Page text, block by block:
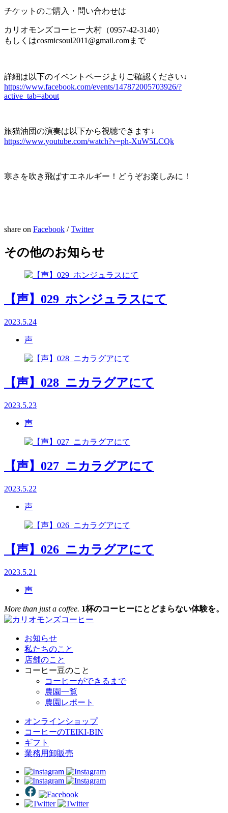
チケットのご購入・問い合わせは
カリオモンズコーヒー大村（0957-42-3140）
もしくはcosmicsoul2011@gmail.comまで
詳細は以下のイベントページよりご確認ください↓
https://www.facebook.com/events/147872005703926/?
active_tab=about
旅猫油団の演奏は以下から視聴できます↓
https://www.youtube.com/watch?v=ph-XuW5LCQk
寒さを吹き飛ばすエネルギー！どうぞお楽しみに！
share on Facebook /Twitter
その他のお知らせ
【声】029_ホンジュラスにて
2023.5.24
声
【声】028_ニカラグアにて
2023.5.23
声
【声】027_ニカラグアにて
2023.5.22
声
【声】026_ニカラグアにて
2023.5.21
声
More than just a coffee. 1杯のコーヒーにとどまらない体験を。
お知らせ
私たちのこと
店舗のこと
コーヒー豆のこと
コーヒーができるまで
農園一覧
農園レポート
オンラインショップ
コーヒーのTEIKI-BIN
ギフト
業務用卸販売